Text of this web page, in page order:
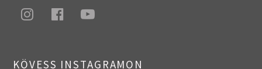
instagram
facebookyoutube
KÖVESS INSTAGRAMON